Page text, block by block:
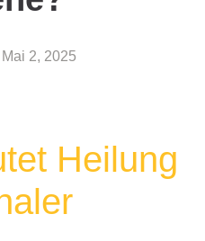
Mai 2, 2025
Heilung